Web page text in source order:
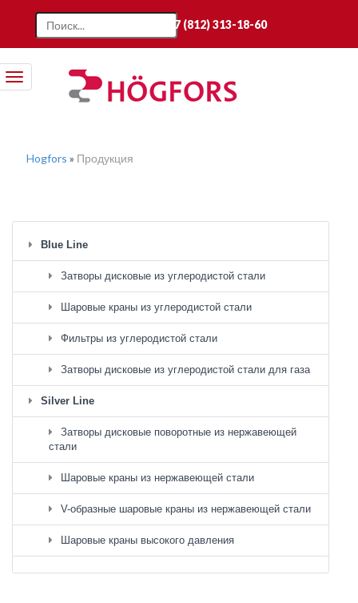
+7 (812) 313-18-60
Toggle
navigation
Hogfors » Продукция
Blue Line
Затворы дисковые из углеродистой стали
Шаровые краны из углеродистой стали
Фильтры из углеродистой стали
Затворы дисковые из углеродистой стали для газа
Silver Line
Затворы дисковые поворотные из нержавеющей
стали
Шаровые краны из нержавеющей стали
V-образные шаровые краны из нержавеющей стали
Шаровые краны высокого давления